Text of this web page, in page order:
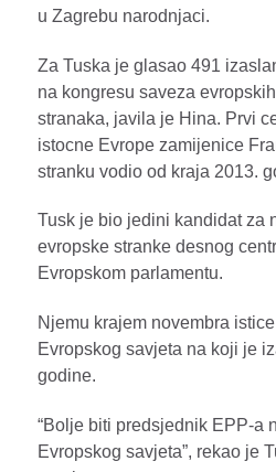
u Zagrebu narodnjaci.
Za Tuska je glasao 491
na kongresu saveza
stranaka, javila je Hina. Prvi
istocne Evrope zamijenice
stranku vodio od kraja 2013.
Tusk je bio jedini kandidat za
evropske stranke desnog
Evropskom parlamentu.
Njemu krajem novembra
Evropskog savjeta na koji je
godine.
“Bolje biti predsjednik EPP-a
Evropskog savjeta”, rekao je